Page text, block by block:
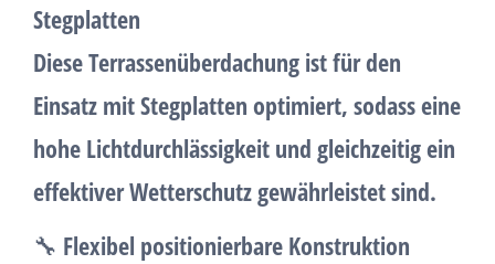
Stegplatten
DieseTerrassenüberdachung ist für den
Einsatz mit Stegplatten optimiert, sodass eine
hohe Lichtdurchlässigkeit und gleichzeitig ein
effektiver Wetterschutz gewährleistet sind.
🔧 Flexibel positionierbare Konstruktion